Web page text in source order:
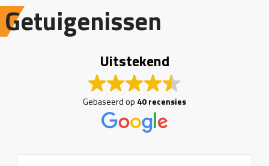
Getuigenissen
Uitstekend
Gebaseerd op 40 recensies